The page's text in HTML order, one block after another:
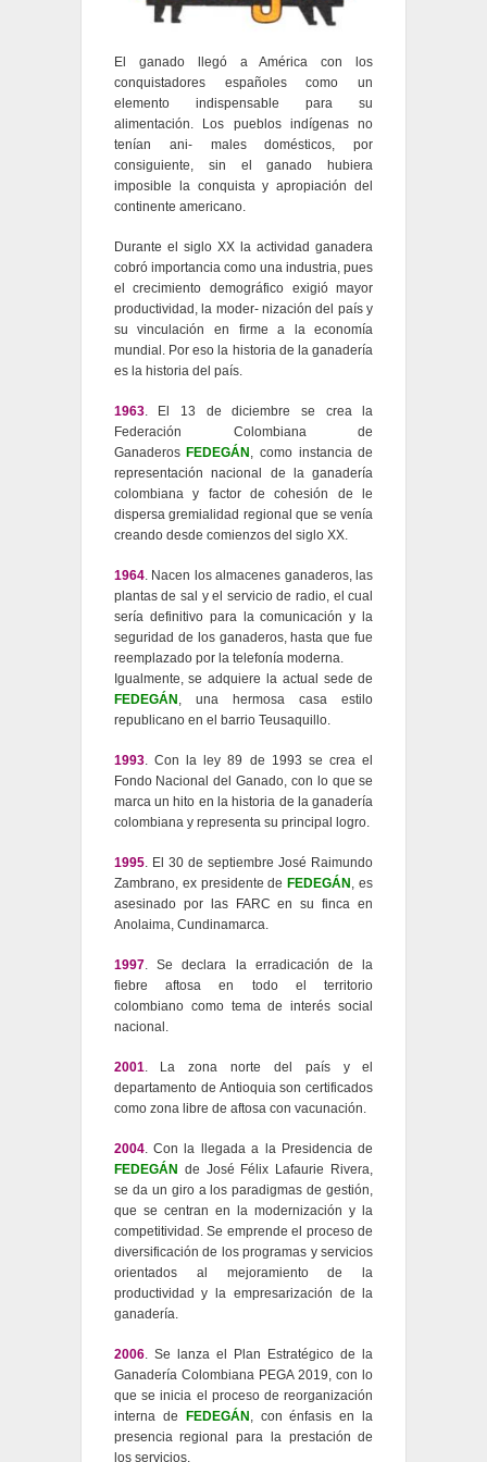
El ganado llegó a América con los
conquistadores españoles como un
elemento indispensable para su
alimentación. Los pueblos indígenas no
tenían ani- males domésticos, por
consiguiente, sin el ganado hubiera
imposible la conquista y apropiación del
continente americano.
Durante el siglo XX la actividad ganadera
cobró importancia como una industria, pues
el crecimiento demográfico exigió mayor
productividad, la moder- nización del país y
su vinculación en firme a la economía
mundial. Por eso la historia de la ganadería
es la historia del país.
1963. El 13 de diciembre se crea la
Federación Colombiana de
Ganaderos FEDEGÁN , como instancia de
representación nacional de la ganadería
colombiana y factor de cohesión de le
dispersa gremialidad regional que se venía
creando desde comienzos del siglo XX.
1964. Nacen los almacenes ganaderos, las
plantas de sal y el servicio de radio, el cual
sería definitivo para la comunicación y la
seguridad de los ganaderos, hasta que fue
reemplazado por la telefonía moderna.
Igualmente, se adquiere la actual sede de
FEDEGÁN , una hermosa casa estilo
republicano en el barrio Teusaquillo.
1993. Con la ley 89 de 1993 se crea el
Fondo Nacional del Ganado, con lo que se
marca un hito en la historia de la ganadería
colombiana y representa su principal logro.
1995. El 30 de septiembre José Raimundo
Zambrano, ex presidente de FEDEGÁN , es
asesinado por las FARC en su finca en
Anolaima, Cundinamarca.
1997. Se declara la erradicación de la
fiebre aftosa en todo el territorio
colombiano como tema de interés social
nacional.
2001. La zona norte del país y el
departamento de Antioquia son certificados
como zona libre de aftosa con vacunación.
2004. Con la llegada a la Presidencia de
FEDEGÁN de José Félix Lafaurie Rivera,
se da un giro a los paradigmas de gestión,
que se centran en la modernización y la
competitividad. Se emprende el proceso de
diversificación de los programas y servicios
orientados al mejoramiento de la
productividad y la empresarización de la
ganadería.
2006. Se lanza el Plan Estratégico de la
Ganadería Colombiana PEGA 2019, con lo
que se inicia el proceso de reorganización
interna de
FEDEGÁN , con énfasis en la
presencia regional para la prestación de
los servicios.